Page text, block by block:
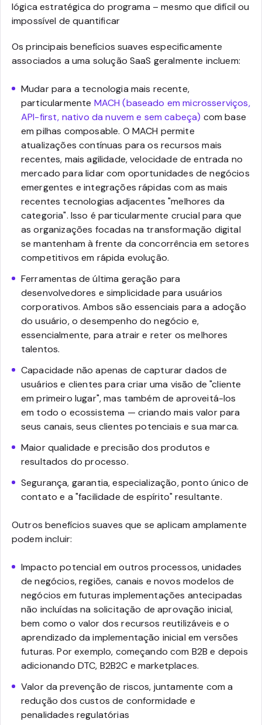
lógica estratégica do programa – mesmo que difícil ou
impossível de quantificar
Os principais benefícios suaves especificamente
associados a uma solução SaaS geralmente incluem:
Mudar para a tecnologia mais recente,
particularmente MACH (baseado em microsserviços,
API-first, nativo da nuvem e sem cabeça) com base
em pilhas composable. O MACH permite
atualizações contínuas para os recursos mais
recentes, mais agilidade, velocidade de entrada no
mercado para lidar com oportunidades de negócios
emergentes e integrações rápidas com as mais
recentes tecnologias adjacentes "melhores da
categoria". Isso é particularmente crucial para que
as organizações focadas na transformação digital
se mantenham à frente da concorrência em setores
competitivos em rápida evolução.
Ferramentas de última geração para
desenvolvedores e simplicidade para usuários
corporativos. Ambos são essenciais para a adoção
do usuário, o desempenho do negócio e,
essencialmente, para atrair e reter os melhores
talentos.
Capacidade não apenas de capturar dados de
usuários e clientes para criar uma visão de "cliente
em primeiro lugar", mas também de aproveitá-los
em todo o ecossistema — criando mais valor para
seus canais, seus clientes potenciais e sua marca.
Maior qualidade e precisão dos produtos e
resultados do processo.
Segurança, garantia, especialização, ponto único de
contato e a "facilidade de espírito" resultante.
Outros benefícios suaves que se aplicam amplamente
podem incluir:
Impacto potencial em outros processos, unidades
de negócios, regiões, canais e novos modelos de
negócios em futuras implementações antecipadas
não incluídas na solicitação de aprovação inicial,
bem como o valor dos recursos reutilizáveis e o
aprendizado da implementação inicial em versões
futuras. Por exemplo, começando com B2B e depois
adicionando DTC, B2B2C e marketplaces.
Valor da prevenção de riscos, juntamente com a
redução dos custos de conformidade e
penalidades regulatórias